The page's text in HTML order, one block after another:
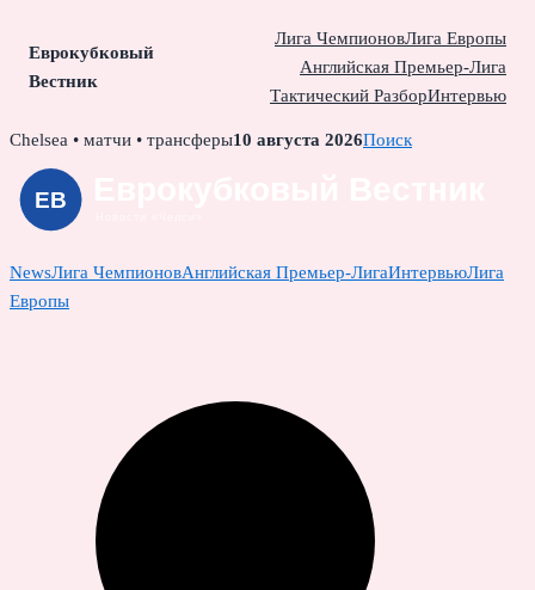
Еврокубковый
Вестник
Лига ЧемпионовЛига Европы
Английская Премьер-Лига
Тактический РазборИнтервью
Skip
content
Chelsea • матчи • трансферы10 августа 2026Поиск
NewsЛига ЧемпионовАнглийская Премьер-ЛигаИнтервьюЛига
Европы